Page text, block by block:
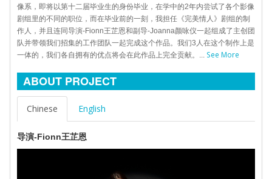
像系，即将以第十二届毕业生的身份毕业，在学中的2年内尝试了各个影像
剧组里的不同的职位，而在毕业前的一刻，我担任《完美情人》剧组的制
作人，并且连同导演-Fionn王芷恩和副导-Joanna颜咏仪一起组成了主创团
队并带领我们招集的工作团队一起完成这个作品。我们3人在这个制作上是
一体的，我们各自拥有的优点将会在此作品上完全贡献。... See More
ABOUT PROJECT
Chinese English
导演-Fionn王芷恩